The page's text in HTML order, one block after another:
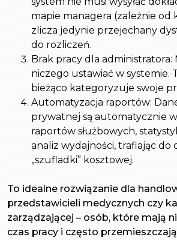
mapie managera (zależnie od
zlicza jedynie przejechany
do rozliczeń.
Brak pracy dla administratora:
niczego ustawiać w systemie.
bieżąco kategoryzuje swoje
Automatyzacja raportów:
prywatnej są automatycznie
raportów służbowych,
analiz wydajności, trafiając do
„szufladki” kosztowej.
To idealne rozwiązanie dla
przedstawicieli medycznych czy
zarządzającej – osób, które mają
czas pracy i często